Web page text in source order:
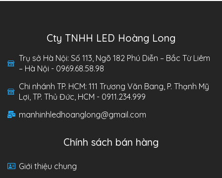
Cty TNHH LED Hoàng Long
Trụ sở Hà Nội: Số 113, Ngõ 182 Phú Diễn – Bắc Từ Liêm
– Hà Nội - 0969.68.58.98
Chi nhánh TP. HCM: 111 Trương Văn Bang, P. Thạnh Mỹ
Lợi, TP. Thủ Đức, HCM - 0911.234.999
manhinhledhoanglong@gmail.com
Chính sách bán hàng
Giới thiệu chung